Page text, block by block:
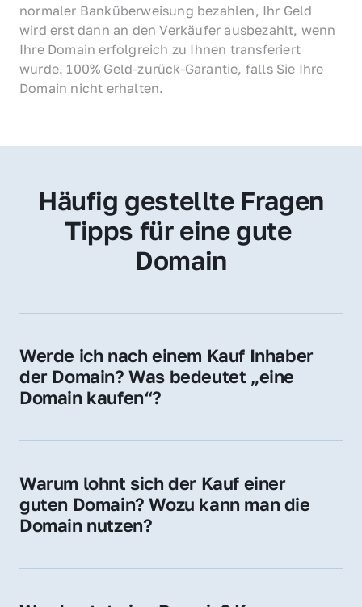
normaler Banküberweisung bezahlen, Ihr Geld
wird erst dann an den Verkäufer ausbezahlt, wenn
Ihre Domain erfolgreich zu Ihnen transferiert
wurde. 100% Geld-zurück-Garantie, falls Sie Ihre
Domain nicht erhalten.
Häufig gestellte Fragen
Tipps für eine gute
Domain
Werde ich nach einem Kauf Inhaber
der Domain? Was bedeutet „eine
Domain kaufen“?
Sie erhalten alle Rechte zur Nutzung,
Domain.
Warum lohnt sich der Kauf einer
guten Domain? Wozu kann man die
Domain nutzen?
Vertrauen und Markenwert. Nutzen Sie sie